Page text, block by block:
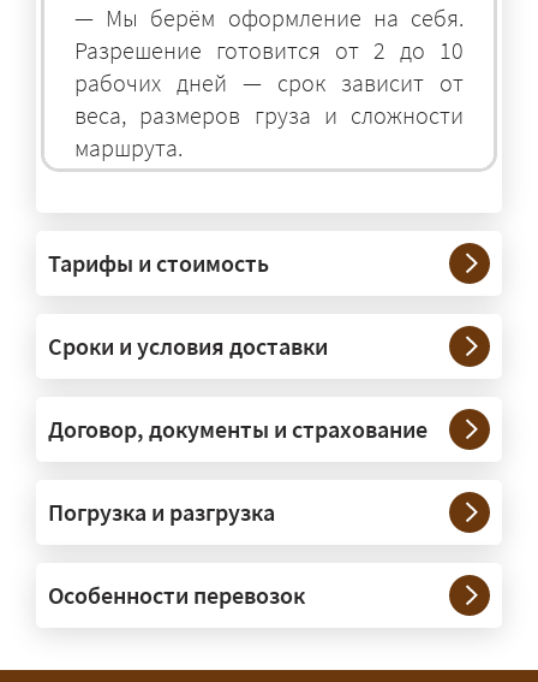
— Мы берём оформление на себя.
Разрешение готовится от 2 до 10
рабочих дней — срок зависит от
веса, размеров груза и сложности
маршрута.
— На тралах и низкорамниках —
платформах, рассчитанных на
крупногабаритную технику и
конструкции. Транспорт подбираем
под конкретные размеры и вес груза.
сопровождение?
организуем. Потребность в машинах
прикрытия зависит от габаритов
груза и маршрута; это определяется
Тарифы и стоимость
Сроки и условия доставки
Договор, документы и страхование
Погрузка и разгрузка
Особенности перевозок